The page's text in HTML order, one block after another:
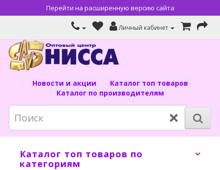
Перейти на расширенную версию сайта
Личный кабинет
Новости и акции
Каталог топ товаров
Каталог по производителям
×
Каталог топ товаров по
категориям